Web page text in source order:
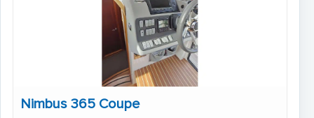
Herd Gas
Nimbus 365 Coupe